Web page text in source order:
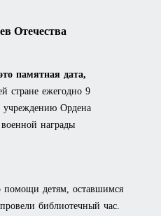
Отечества
памятная дата,
стране ежегодно 9
учреждению Ордена
награды
детям, оставшимся
библиотечный час.